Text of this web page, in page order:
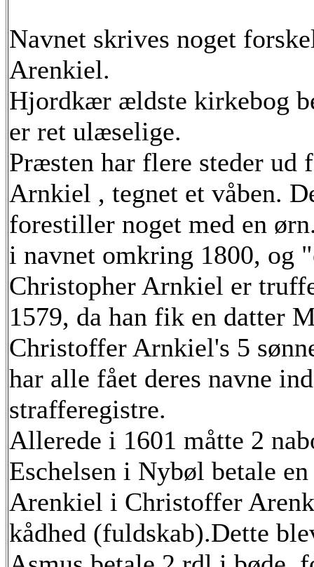
Navnet skrives noget
Arenkiel.
Hjordkær ældste kirkebog
er ret ulæselige.
Præsten har flere steder
Arnkiel , tegnet et våben.
forestiller noget med en
i navnet omkring 1800, og
Christopher Arnkiel er
1579, da han fik en datter
Christoffer Arnkiel's 5
har alle fået deres navne
strafferegistre.
Allerede i 1601 måtte 2
Eschelsen i Nybøl betale
Arenkiel i Christoffer
kådhed (fuldskab).Dette